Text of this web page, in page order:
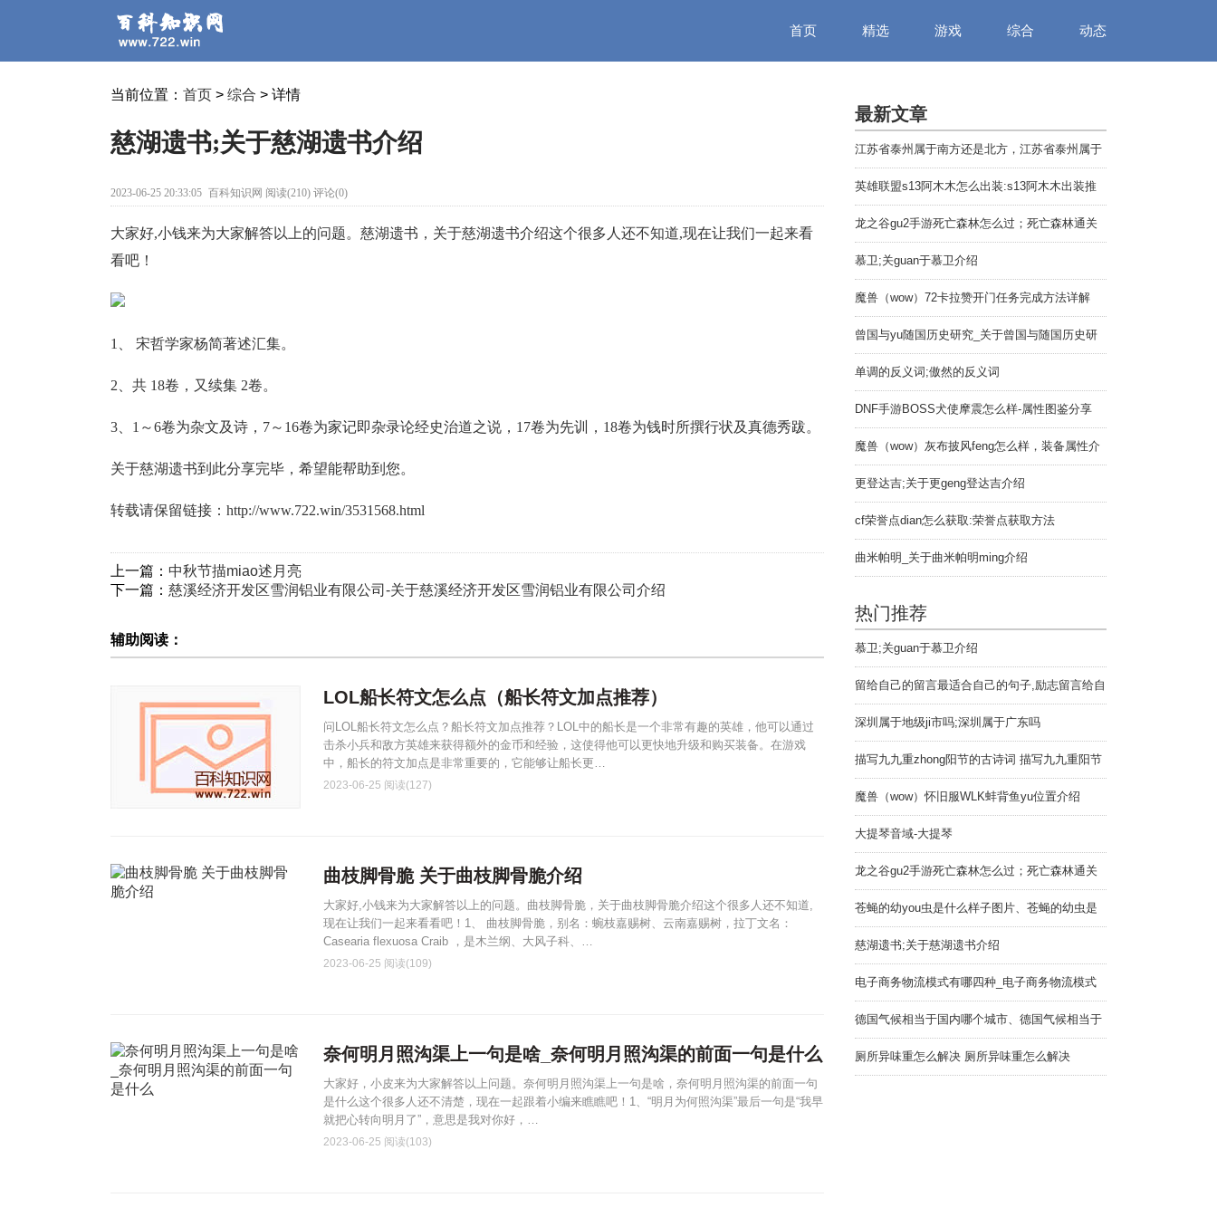
首页 精选 游戏 综合 动态
当前位置： 首页 > 综合 > 详情
慈湖遗书;关于慈湖遗书介绍
2023-06-25 20:33:05 百科知识网 阅读(210) 评论(0)
大家好,小钱来为大家解答以上的问题。慈湖遗书，关于慈湖遗书介绍这个很多人还不知道,现在让我们一起来看
看吧！
1、 宋哲学家杨简著述汇集。
2、共 18卷，又续集 2卷。
3、1～6卷为杂文及诗，7～16卷为家记即杂录论经史治道之说，17卷为先训，18卷为钱时所撰行状及真德秀跋。
关于慈湖遗书到此分享完毕，希望能帮助到您。
转载请保留链接： http://www.722.win/3531568.html
上一篇： 中秋节描miao述月亮
下一篇： 慈溪经济开发区雪润铝业有限公司-关于慈溪经济开发区雪润铝业有限公司介绍
辅助阅读：
LOL船长符文怎么点（船长符文加点推荐）
问LOL船长符文怎么点？船长符文加点推荐？LOL中的船长是一个非常有趣的英雄，他可以通过
击杀小兵和敌方英雄来获得额外的金币和经验，这使得他可以更快地升级和购买装备。在游戏
中，船长的符文加点是非常重要的，它能够让船长更…
2023-06-25 阅读(127)
曲枝脚骨脆 关于曲枝脚骨脆介绍
大家好,小钱来为大家解答以上的问题。曲枝脚骨脆，关于曲枝脚骨脆介绍这个很多人还不知道,
现在让我们一起来看看吧！1、 曲枝脚骨脆，别名：蜿枝嘉赐树、云南嘉赐树，拉丁文名：
Casearia flexuosa Craib ，是木兰纲、大风子科、…
2023-06-25 阅读(109)
奈何明月照沟渠上一句是啥_奈何明月照沟渠的前面一句是什么
大家好，小皮来为大家解答以上问题。奈何明月照沟渠上一句是啥，奈何明月照沟渠的前面一句
是什么这个很多人还不清楚，现在一起跟着小编来瞧瞧吧！1、“明月为何照沟渠”最后一句是“我早
就把心转向明月了”，意思是我对你好，…
2023-06-25 阅读(103)
最新文章
江苏省泰州属于南方还是北方，江苏省泰州属于
英雄联盟s13阿木木怎么出装:s13阿木木出装推
龙之谷gu2手游死亡森林怎么过；死亡森林通关
慕卫;关guan于慕卫介绍
魔兽（wow）72卡拉赞开门任务完成方法详解
曾国与yu随国历史研究_关于曾国与随国历史研
单调的反义词;傲然的反义词
DNF手游BOSS犬使摩震怎么样-属性图鉴分享
魔兽（wow）灰布披风feng怎么样，装备属性介
更登达吉;关于更geng登达吉介绍
cf荣誉点dian怎么获取:荣誉点获取方法
曲米帕明_关于曲米帕明ming介绍
热门推荐
慕卫;关guan于慕卫介绍
留给自己的留言最适合自己的句子,励志留言给自
深圳属于地级ji市吗;深圳属于广东吗
描写九九重zhong阳节的古诗词 描写九九重阳节
魔兽（wow）怀旧服WLK蚌背鱼yu位置介绍
大提琴音域-大提琴
龙之谷gu2手游死亡森林怎么过；死亡森林通关
苍蝇的幼you虫是什么样子图片、苍蝇的幼虫是
慈湖遗书;关于慈湖遗书介绍
电子商务物流模式有哪四种_电子商务物流模式
德国气候相当于国内哪个城市、德国气候相当于
厕所异味重怎么解决 厕所异味重怎么解决